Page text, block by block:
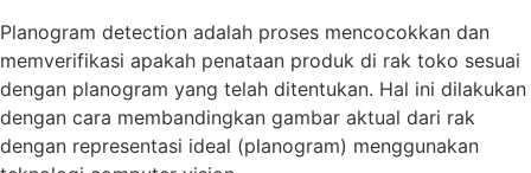
Planogram detection adalah proses mencocokkan dan
memverifikasi apakah penataan produk di rak toko sesuai
dengan planogram yang telah ditentukan. Hal ini dilakukan
dengan cara membandingkan gambar aktual dari rak
dengan representasi ideal (planogram) menggunakan